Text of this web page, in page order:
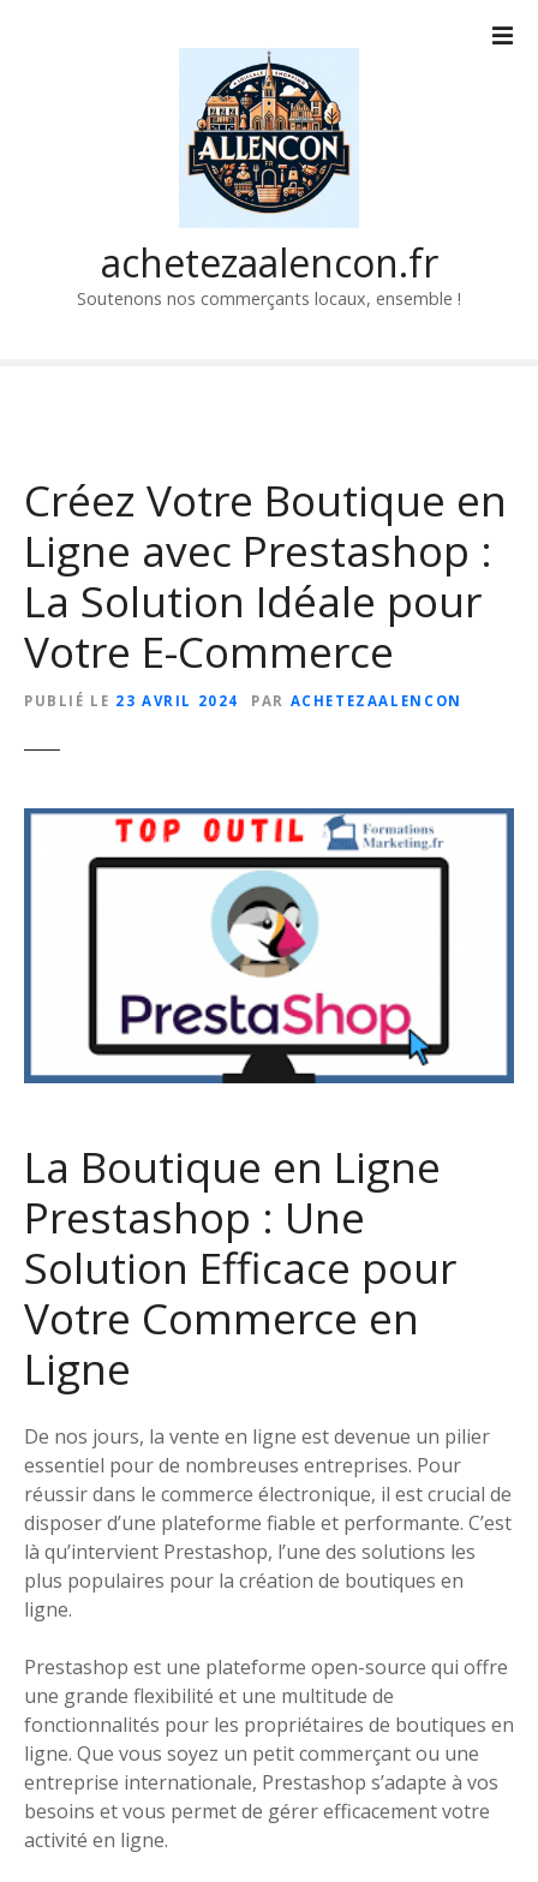
achetezaalencon.fr
Soutenons nos commerçants locaux, ensemble !
Créez Votre Boutique en
Ligne avec Prestashop :
La Solution Idéale pour
Votre E-Commerce
PUBLIÉ LE 23 AVRIL 2024 PAR ACHETEZAALENCON
La Boutique en Ligne
Prestashop : Une
Solution Efficace pour
Votre Commerce en
Ligne
De nos jours, la vente en ligne est devenue un pilier
essentiel pour de nombreuses entreprises. Pour
réussir dans le commerce électronique, il est crucial de
disposer d’une plateforme fiable et performante. C’est
là qu’intervient Prestashop, l’une des solutions les
plus populaires pour la création de boutiques en
ligne.
Prestashop est une plateforme open-source qui offre
une grande flexibilité et une multitude de
fonctionnalités pour les propriétaires de boutiques en
ligne. Que vous soyez un petit commerçant ou une
entreprise internationale, Prestashop s’adapte à vos
besoins et vous permet de gérer efficacement votre
activité en ligne.